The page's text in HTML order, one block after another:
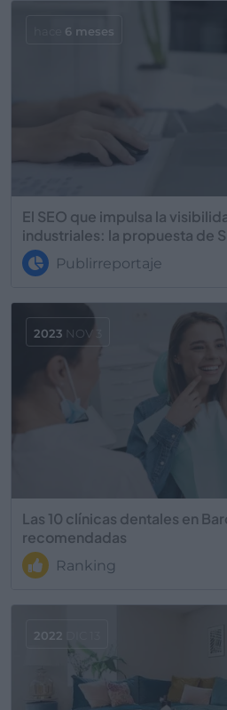
El SEO que impulsa la
industriales: la propuesta de
Publirreportaje
6 meses
Las 10 clínicas dentales en
recomendadas
Ranking
2023 NOV 3
2022